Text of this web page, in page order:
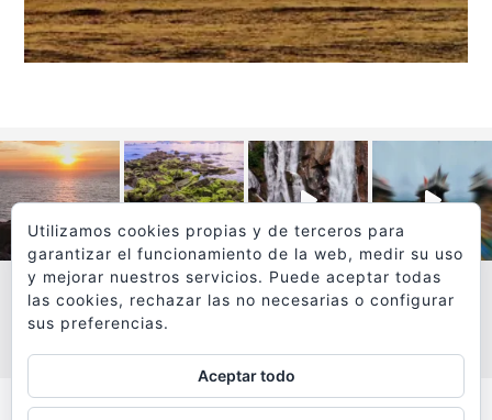
VER MÁS
Utilizamos cookies propias y de terceros para
garantizar el funcionamiento de la web, medir su uso
y mejorar nuestros servicios. Puede aceptar todas
las cookies, rechazar las no necesarias o configurar
sus preferencias.
Aceptar todo